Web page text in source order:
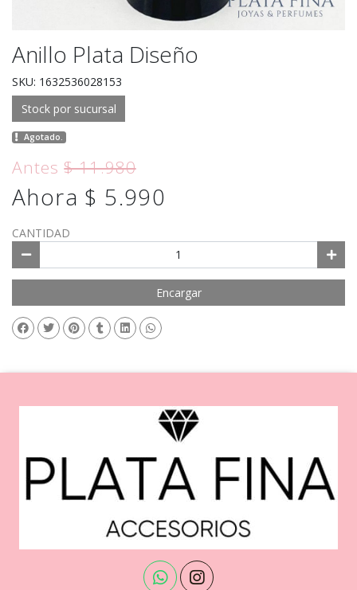
Anillo Plata Diseño
SKU: 1632536028153
Stock por sucursal
Agotado.
Antes$ 11.980
Ahora $ 5.990
CANTIDAD
Encargar